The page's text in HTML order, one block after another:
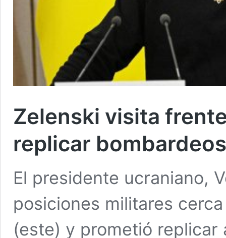
Zelenski visita
replicar
El presidente ucraniano,
posiciones militares
(este) y prometió